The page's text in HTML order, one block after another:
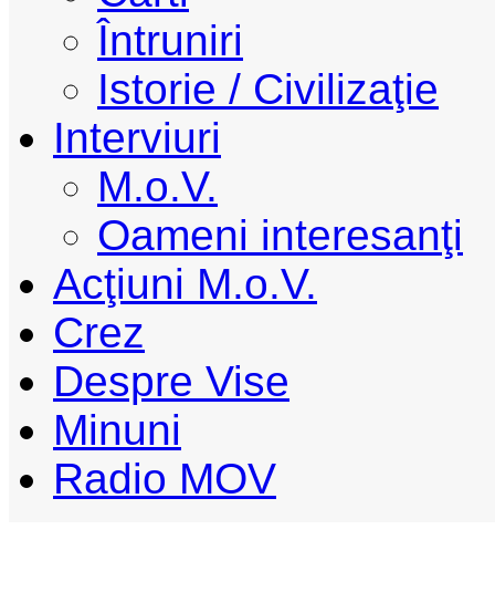
Întruniri
Istorie / Civilizaţie
Interviuri
M.o.V.
Oameni interesanţi
Acţiuni M.o.V.
Crez
Despre Vise
Minuni
Radio MOV